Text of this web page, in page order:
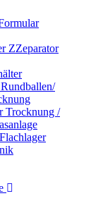
ZZeparator
Trocknung /